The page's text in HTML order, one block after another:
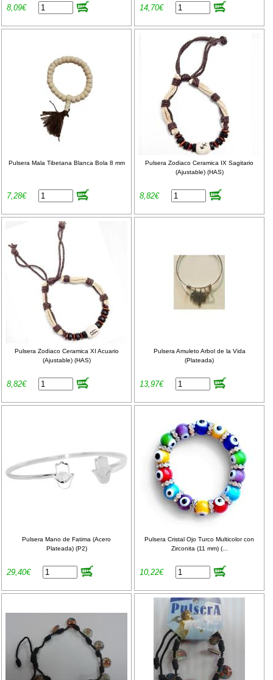
8,09€ 14,70€
Pulsera Mala Tibetana Blanca Bola 8 mm
7,28€
Pulsera Zodiaco Ceramica IX Sagitario
(Ajustable) (HAS)
8,82€
Pulsera Zodiaco Ceramica XI Acuario
(Ajustable) (HAS)
8,82€
Pulsera Amuleto Arbol de la Vida
(Plateada)
13,97€
Pulsera Mano de Fatima (Acero
Plateada) (P2)
29,40€
Pulsera Cristal Ojo Turco Multicolor con
Zirconita (11 mm) (...
10,22€